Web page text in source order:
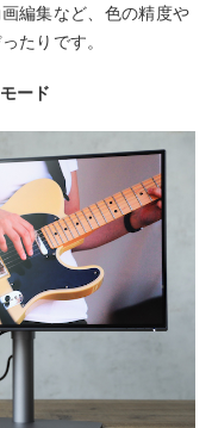
編集など、色の精度や
たりです。
ード